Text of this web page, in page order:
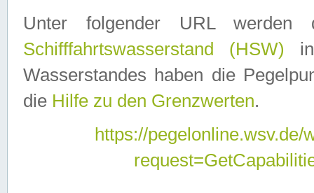
Unter folgender URL
Schifffahrtswasserstand (HSW)
Wasserstandes haben die
die Hilfe zu den Grenzwerten.
https://